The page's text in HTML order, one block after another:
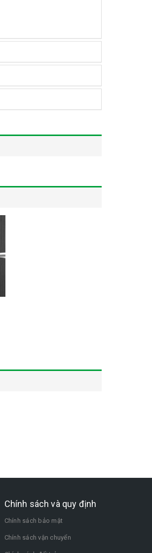
Chính sách và quy định
Chính sách bảo mật
Chính sách vận chuyển